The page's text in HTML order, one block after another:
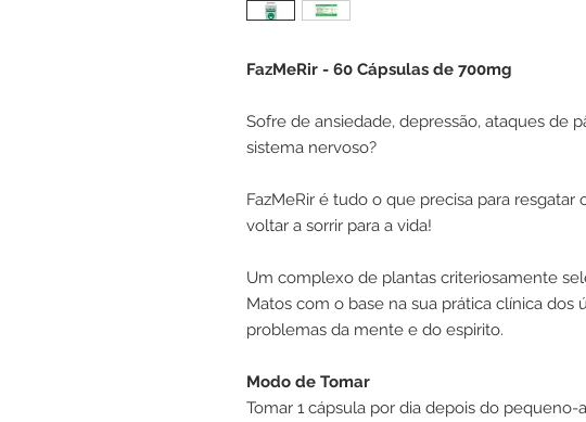
FazMeRir - 60 Cápsulas de 700mg
Sofre de ansiedade, depressão, ataques de
sistema nervoso?
FazMeRir é tudo o que precisa para resgatar
voltar a sorrir para a vida!
Um complexo de plantas criteriosamente
Matos com o base na sua prática clínica dos
problemas da mente e do espirito.
Modo de Tomar
Tomar 1 cápsula por dia depois do pequeno-